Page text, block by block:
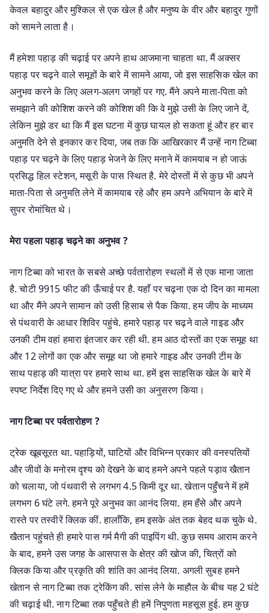
केवल बहादुर और मुश्किल से एक खेल है और मनुष्य के वीर और बहादुर गुणों
को सामने लाता है।
मैं हमेशा पहाड़ की चढ़ाई पर अपने हाथ आजमाना चाहता था. मैं अक्सर
पहाड़ पर चढ़ने वाले समूहों के बारे में सामने आया, जो इस साहसिक खेल का
अनुभव करने के लिए अलग-अलग जगहों पर गए. मैंने अपने माता-पिता को
समझाने की कोशिश करने की कोशिश की कि वे मुझे उसी के लिए जाने दें,
लेकिन मुझे डर था कि मैं इस घटना में कुछ घायल हो सकता हूं और हर बार
अनुमति देने से इनकार कर दिया, जब तक कि आखिरकार मैं उन्हें नाग टिब्बा
पहाड़ पर चढ़ने के लिए पहाड़ भेजने के लिए मनाने में कामयाब न हो जाऊं
प्रसिद्ध हिल स्टेशन, मसूरी के पास स्थित है. मेरे दोस्तों में से कुछ भी अपने
माता-पिता से अनुमति लेने में कामयाब रहे और हम अपने अभियान के बारे में
सुपर रोमांचित थे।
मेरा पहला पहाड़ चढ़ने का अनुभव ?
नाग टिब्बा को भारत के सबसे अच्छे पर्वतारोहण स्थलों में से एक माना जाता
है. चोटी 9915 फीट की ऊँचाई पर है. यहाँ पर चढ़ना एक दो दिन का मामला
था और मैंने अपने सामान को उसी हिसाब से पैक किया. हम जीप के माध्यम
से पंथवारी के आधार शिविर पहुंचे. हमारे पहाड़ पर चढ़ने वाले गाइड और
उनकी टीम वहां हमारा इंतजार कर रही थी. हम आठ दोस्तों का एक समूह था
और 12 लोगों का एक और समूह था जो हमारे गाइड और उनकी टीम के
साथ पहाड़ की यात्रा पर हमारे साथ था. हमें इस साहसिक खेल के बारे में
स्पष्ट निर्देश दिए गए थे और हमने उसी का अनुसरण किया।
नाग टिब्बा पर पर्वतारोहण ?
ट्रेक खूबसूरत था. पहाड़ियों, घाटियों और विभिन्न प्रकार की वनस्पतियों
और जीवों के मनोरम दृश्य को देखने के बाद हमने अपने पहले पड़ाव खैतान
को चलाया, जो पंथवारी से लगभग 4.5 किमी दूर था. खेतान पहुँचने में हमें
लगभग 6 घंटे लगे. हमने पूरे अनुभव का आनंद लिया. हम हँसे और अपने
रास्ते पर तस्वीरें क्लिक कीं. हालाँकि, हम इसके अंत तक बेहद थक चुके थे.
खैतान पहुंचते ही हमारे पास गर्म मैगी की पाइपिंग थी. कुछ समय आराम करने
के बाद, हमने उस जगह के आसपास के क्षेत्र की खोज की, चित्रों को
क्लिक किया और प्रकृति की शांति का आनंद लिया. अगली सुबह हमने
खेतान से नाग टिब्बा तक ट्रेकिंग की. सांस लेने के माहौल के बीच यह 2 घंटे
की चढ़ाई थी. नाग टिब्बा तक पहुँचते ही हमें निपुणता महसूस हुई. हम कुछ